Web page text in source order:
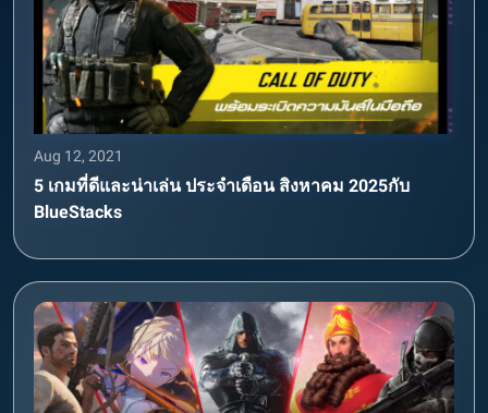
Aug 12, 2021
5 เกมที่ดีและน่าเล่น ประจำเดือน สิงหาคม 2025กับ
BlueStacks